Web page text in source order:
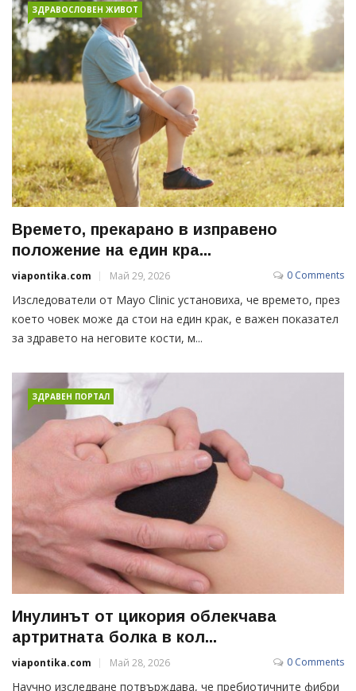
ЗДРАВОСЛОВЕН ЖИВОТ
Времето, прекарано в изправено
положение на един кра...
viapontika.com Май 29, 2026 0 Comments
Изследователи от Mayo Clinic установиха, че времето, през
което човек може да стои на един крак, е важен показател
за здравето на неговите кости, м...
ЗДРАВЕН ПОРТАЛ
Инулинът от цикория облекчава
артритната болка в кол...
viapontika.com Май 28, 2026 0 Comments
Научно изследване потвърждава, че пребиотичните фибри